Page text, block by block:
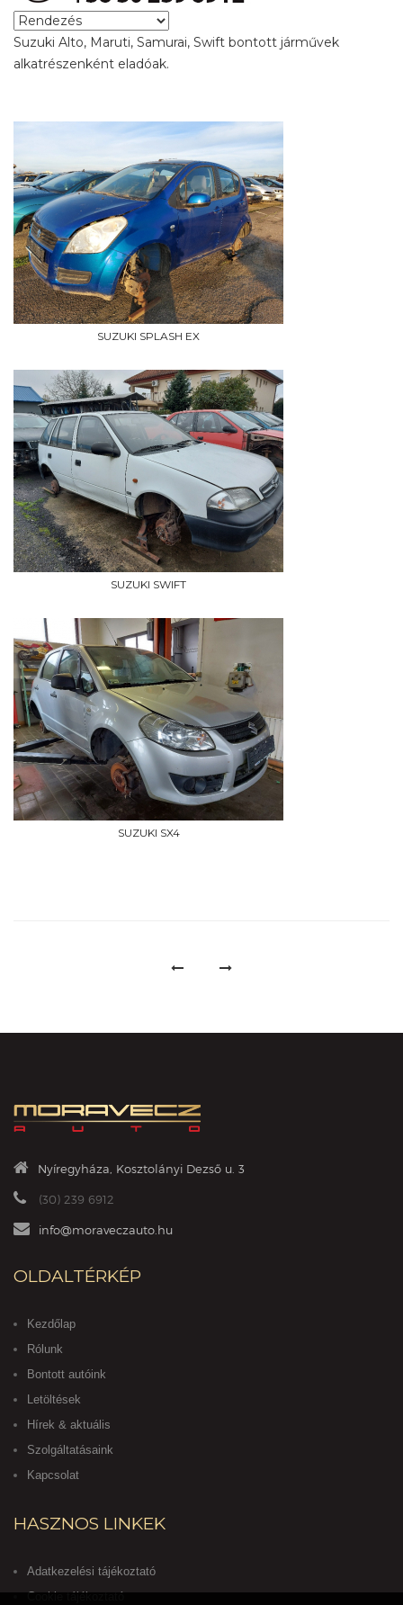
Suzuki Alto, Maruti, Samurai, Swift bontott járművek
alkatrészenként eladóak.
SUZUKI SPLASH EX
SUZUKI SWIFT
SUZUKI SX4
Nyíregyháza, Kosztolányi Dezső u. 3
(30) 239 6912
info@moraveczauto.hu
OLDALTÉRKÉP
Kezdőlap
Rólunk
Bontott autóink
Letöltések
Hírek & aktuális
Szolgáltatásaink
Kapcsolat
HASZNOS LINKEK
Adatkezelési tájékoztató
Cookie tájékoztató